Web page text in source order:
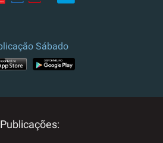
Sábado
Publicações: